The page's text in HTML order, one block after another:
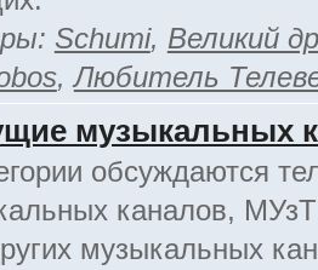
Schumi, Великий
,Любитель
музыкальных
обсуждаются
каналов,
музыкальных